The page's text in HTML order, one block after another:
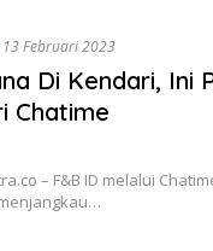
13 Februari 2023
Di Kendari, Ini
Chatime
– F&B ID melalui